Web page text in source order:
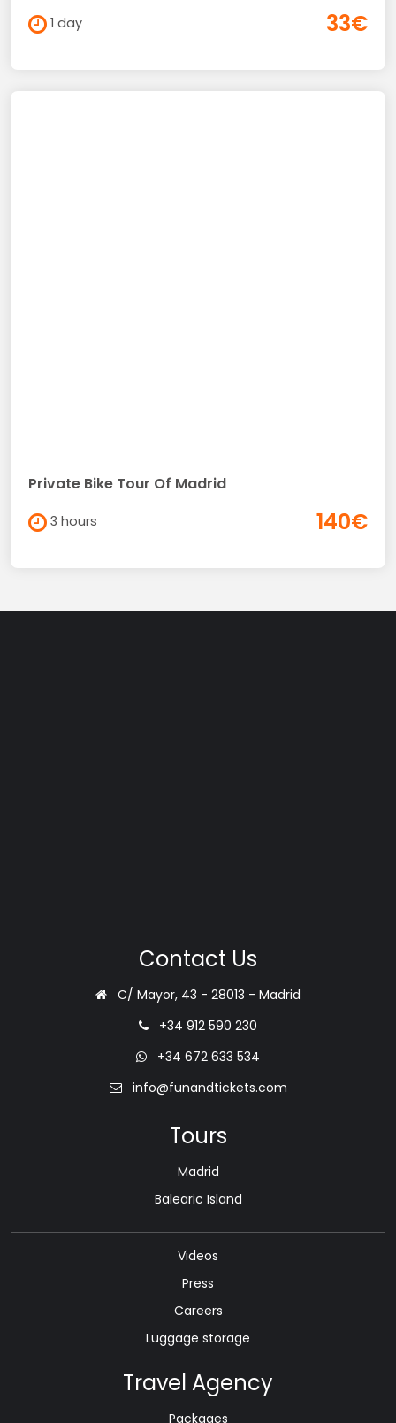
1 day 33€
Private Bike Tour Of Madrid
3 hours 140€
Contact Us
C/ Mayor, 43 - 28013 - Madrid
+34 912 590 230
+34 672 633 534
info@funandtickets.com
Tours
Madrid
Balearic Island
Videos
Press
Careers
Luggage storage
Travel Agency
Packages